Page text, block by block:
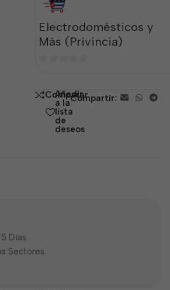
Electrodomésticos y
Más (Privincia)
5 Comparar
Añadir
a la
lista
de
deseos
Compartir:
Días
Sectores.